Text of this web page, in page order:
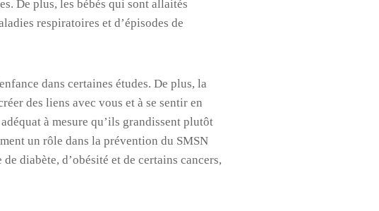
De plus, les bébés qui sont allaités
respiratoires et d’épisodes de
dans certaines études. De plus, la
des liens avec vous et à se sentir en
à mesure qu’ils grandissent plutôt
un rôle dans la prévention du SMSN
diabète, d’obésité et de certains cancers,